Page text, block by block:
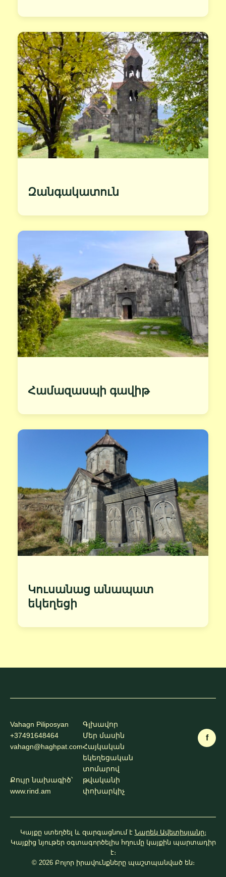
Զանգակատուն
Համազասպի գավիթ
Կուսանաց անապատ
եկեղեցի
Vahagn Piliposyan
+37491648464
vahagn@haghpat.com
Քույր նախագիծ՝
www.rind.am
Գլխավոր
Մեր մասին
Հայկական
եկեղեցական
տոմարով
թվականի
փոխարկիչ
f
Կայքը ստեղծել և զարգացնում է Նարեկ Ավետիսյանը։
Կայքից նյութեր օգտագործելիս հղումը կայքին պարտադիր
է։
© 2026 Բոլոր իրավունքները պաշտպանված են։